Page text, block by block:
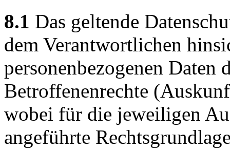
8.1 Das geltende
dem Verantwortlichen
personenbezogenen Daten
Betroffenenrechte
wobei für die jeweiligen
angeführte